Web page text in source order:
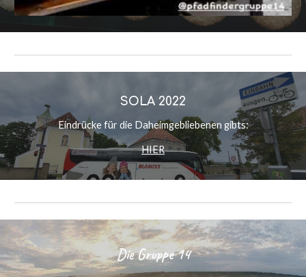
SOLA 2022
Eindrücke für die Daheimgebliebenen gibts:
HIER
Die Gruppe 14